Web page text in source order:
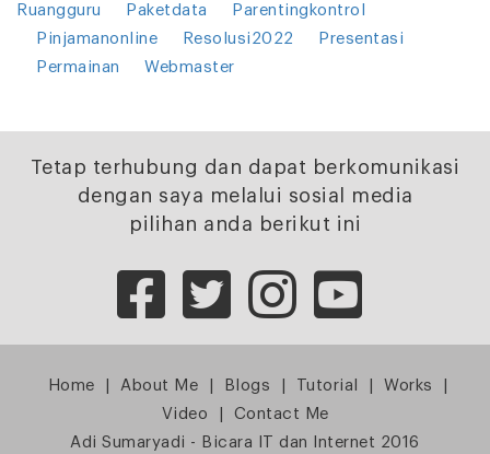
Ruangguru
Paketdata
Parentingkontrol
Pinjamanonline
Resolusi2022
Presentasi
Permainan
Webmaster
Tetap terhubung dan dapat berkomunikasi
dengan saya melalui sosial media
pilihan anda berikut ini
Home About Me Blogs Tutorial Works
Video
Contact Me
Adi Sumaryadi - Bicara IT dan Internet 2016